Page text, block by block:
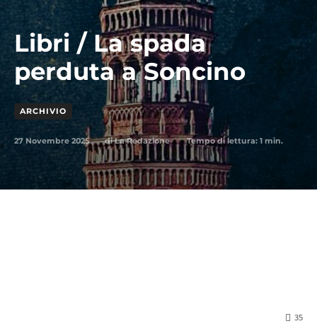
Libri / La spada
perduta a Soncino
ARCHIVIO
27 Novembre 2025 di La Redazione Tempo di lettura: 1 min.
35